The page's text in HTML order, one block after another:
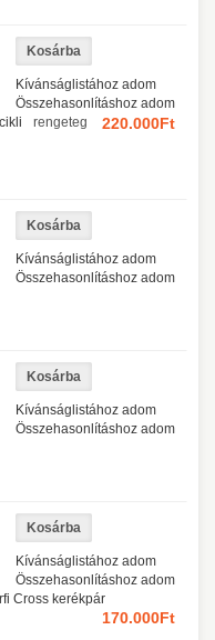
Kívánságlistához adom
Összehasonlításhoz adom
220.000Ft
rengeteg
Kívánságlistához adom
Összehasonlításhoz adom
Kívánságlistához adom
Összehasonlításhoz adom
Kívánságlistához adom
Összehasonlításhoz adom
170.000Ft